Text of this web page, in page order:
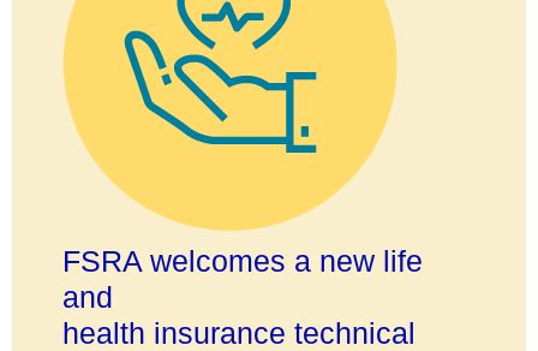
FSRA welcomes a new life
and
health insurance technical